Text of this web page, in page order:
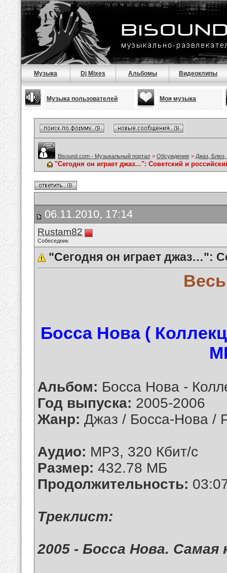
Музыка Dj Mixes Альбомы Видеоклипы
Музыка пользователей Моя музыка
Bisound.com - Музыкальный портал > Обсуждения > Джаз,
"Сегодня он играет джаз…": Советский и
06.11.2010, 17:14
Rustam82
Собеседник
"Сегодня он играет джаз…":
Босса Нова (
Альбом: Босса Нова -
Год выпуска: 2005-2006
Жанр: Джаз / Босса-Нова /
Аудио: MP3, 320 Кбит/с
Размер: 432.78 МБ
Продолжительность:
Tреклист:
2005 - Босса Нова.